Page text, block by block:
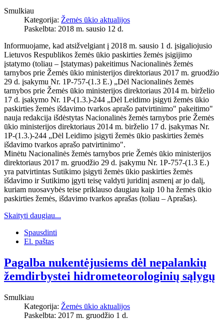
Smulkiau
Kategorija: Žemės ūkio aktualijos
Paskelbta: 2018 m. sausio 12 d.
Informuojame, kad atsižvelgiant į 2018 m. sausio 1 d. įsigaliojusio
Lietuvos Respublikos žemės ūkio paskirties žemės įsigijimo
įstatymo (toliau – Įstatymas) pakeitimus Nacionalinės žemės
tarnybos prie Žemės ūkio ministerijos direktoriaus 2017 m. gruodžio
29 d. įsakymu Nr. 1P-757-(1.3 E.) „Dėl Nacionalinės žemės
tarnybos prie Žemės ūkio ministerijos direktoriaus 2014 m. birželio
17 d. įsakymo Nr. 1P-(1.3.)-244 „Dėl Leidimo įsigyti žemės ūkio
paskirties žemės išdavimo tvarkos aprašo patvirtinimo" pakeitimo"
nauja redakcija išdėstytas Nacionalinės žemės tarnybos prie Žemės
ūkio ministerijos direktoriaus 2014 m. birželio 17 d. įsakymas Nr.
1P-(1.3.)-244 „Dėl Leidimo įsigyti žemės ūkio paskirties žemės
išdavimo tvarkos aprašo patvirtinimo".
Minėtu Nacionalinės žemės tarnybos prie Žemės ūkio ministerijos
direktoriaus 2017 m. gruodžio 29 d. įsakymu Nr. 1P-757-(1.3 E.)
yra patvirtintas Sutikimo įsigyti žemės ūkio paskirties žemės
išdavimo ir Sutikimo įgyti teisę valdyti juridinį asmenį ar jo dalį,
kuriam nuosavybės teise priklauso daugiau kaip 10 ha žemės ūkio
paskirties žemės, išdavimo tvarkos aprašas (toliau – Aprašas).
Skaityti daugiau...
Spausdinti
El. paštas
Pagalba nukentėjusiems dėl nepalankių
žemdirbystei hidrometeorologinių sąlygų
Smulkiau
Kategorija: Žemės ūkio aktualijos
Paskelbta: 2017 m. gruodžio 1 d.